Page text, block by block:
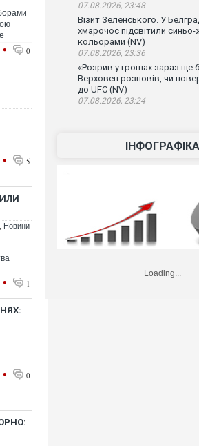
• 0
• 5
Новини
• 1
• 0
07.08.2026, 23:48
Візит Зеленського. У
хмарочос підсвітили
кольорами (NV)
07.08.2026, 23:36
«Розрив у грошах зараз ще
Верховен розповів, чи
до UFC (NV)
07.08.2026, 23:24
ІНФОГРАФІКА
Loading...